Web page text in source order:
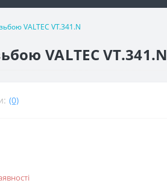
VALTEC VT.341.N
VALTEC VT.341.N
(0)